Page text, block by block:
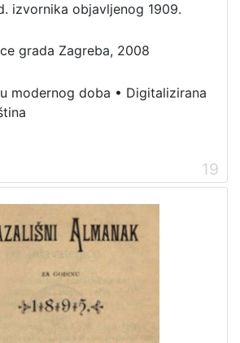
izvornika objavljenog 1909.
grada Zagreba, 2008
modernog doba • Digitalizirana
19